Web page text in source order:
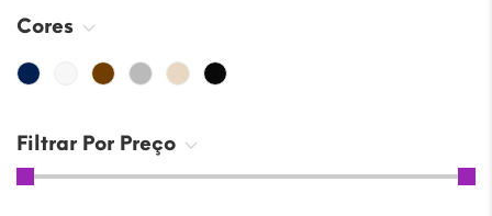
Cores
Filtrar Por Preço